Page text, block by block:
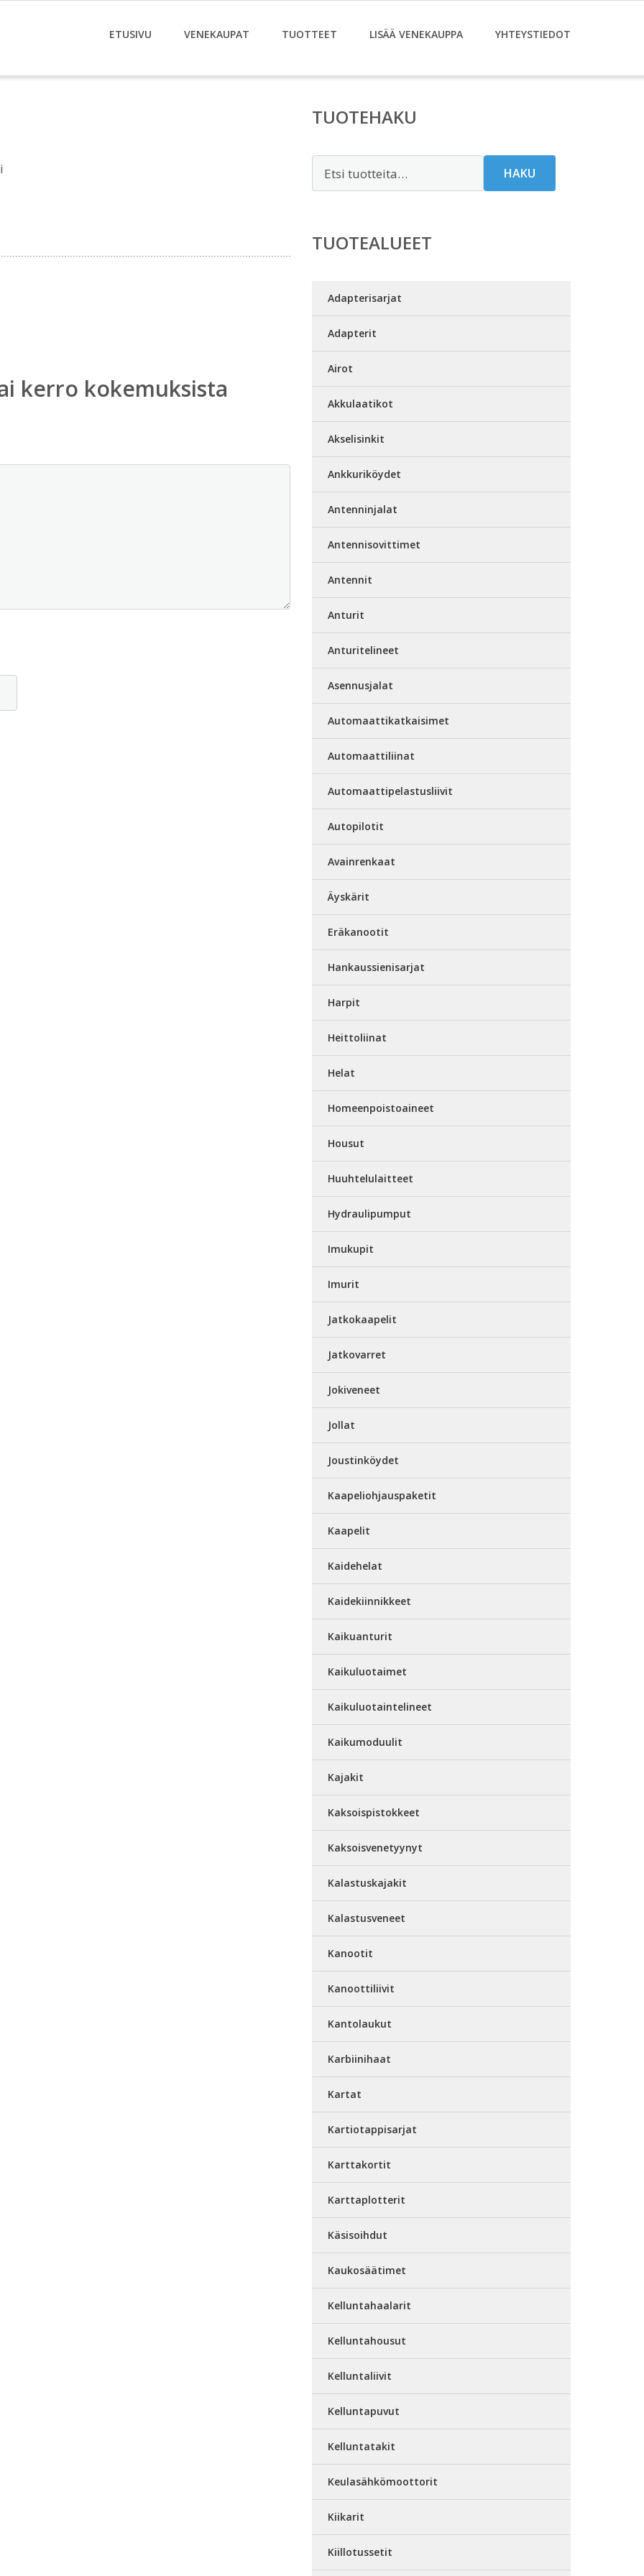
ETUSIVU VENEKAUPAT TUOTTEET LISÄÄ VENEKAUPPA YHTEYSTIEDOT
kerro kokemuksista
TUOTEHAKU
HAKU
TUOTEALUEET
Adapterisarjat
Adapterit
Airot
Akkulaatikot
Akselisinkit
Ankkuriköydet
Antenninjalat
Antennisovittimet
Antennit
Anturit
Anturitelineet
Asennusjalat
Automaattikatkaisimet
Automaattiliinat
Automaattipelastusliivit
Autopilotit
Avainrenkaat
Äyskärit
Eräkanootit
Hankaussienisarjat
Harpit
Heittoliinat
Helat
Homeenpoistoaineet
Housut
Huuhtelulaitteet
Hydraulipumput
Imukupit
Imurit
Jatkokaapelit
Jatkovarret
Jokiveneet
Jollat
Joustinköydet
Kaapeliohjauspaketit
Kaapelit
Kaidehelat
Kaidekiinnikkeet
Kaikuanturit
Kaikuluotaimet
Kaikuluotaintelineet
Kaikumoduulit
Kajakit
Kaksoispistokkeet
Kaksoisvenetyynyt
Kalastuskajakit
Kalastusveneet
Kanootit
Kanoottiliivit
Kantolaukut
Karbiinihaat
Kartat
Kartiotappisarjat
Karttakortit
Karttaplotterit
Käsisoihdut
Kaukosäätimet
Kelluntahaalarit
Kelluntahousut
Kelluntaliivit
Kelluntapuvut
Kelluntatakit
Keulasähkömoottorit
Kiikarit
Kiillotussetit